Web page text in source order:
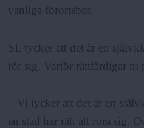
vanliga förortsbor.
SL tycker att det är en
för sig. Varför rättfärdigar ni
– Vi tycker att det är en
en stad har rätt att röra sig.